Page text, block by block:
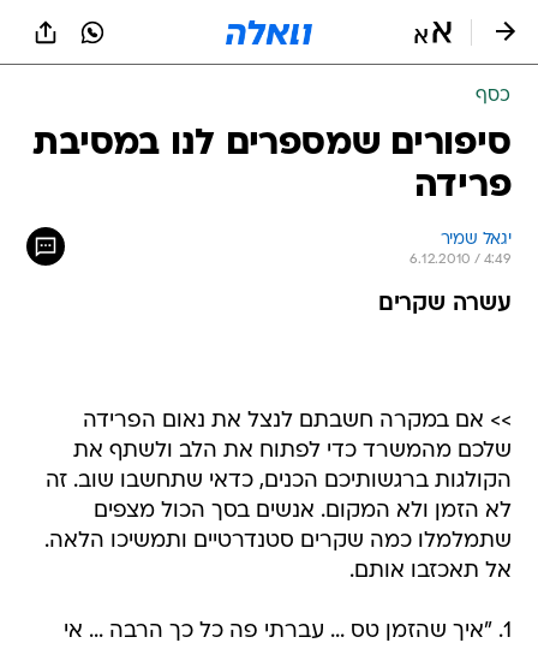
כסף
סיפורים שמספרים לנו במסיבת
פרידה
יגאל שמיר
6.12.2010 / 4:49
עשרה שקרים
>> אם במקרה חשבתם לנצל את נאום הפרידה
שלכם מהמשרד כדי לפתוח את הלב ולשתף את
הקולגות ברגשותיכם הכנים, כדאי שתחשבו שוב. זה
לא הזמן ולא המקום. אנשים בסך הכול מצפים
שתמלמלו כמה שקרים סטנדרטיים ותמשיכו הלאה.
אל תאכזבו אותם.
1. "איך שהזמן טס ... עברתי פה כל כך הרבה ... אי